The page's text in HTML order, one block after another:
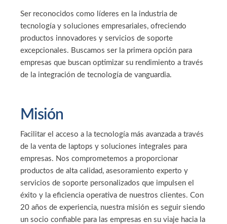
Ser reconocidos como líderes en la industria de
tecnología y soluciones empresariales, ofreciendo
productos innovadores y servicios de soporte
excepcionales. Buscamos ser la primera opción para
empresas que buscan optimizar su rendimiento a través
de la integración de tecnología de vanguardia.
Misión
Facilitar el acceso a la tecnología más avanzada a través
de la venta de laptops y soluciones integrales para
empresas. Nos comprometemos a proporcionar
productos de alta calidad, asesoramiento experto y
servicios de soporte personalizados que impulsen el
éxito y la eficiencia operativa de nuestros clientes. Con
20 años de experiencia, nuestra misión es seguir siendo
un socio confiable para las empresas en su viaje hacia la